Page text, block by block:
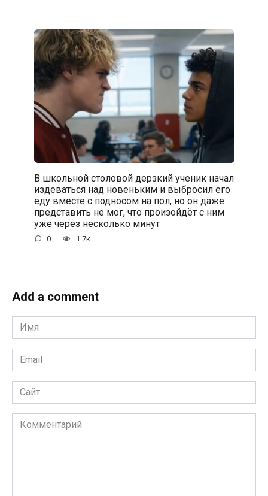
В школьной столовой дерзкий ученик начал
издеваться над новеньким и выбросил его
еду вместе с подносом на пол, но он даже
представить не мог, что произойдёт с ним
уже через несколько минут
0 1.7к.
Add a comment
Имя
*
Email
*
Сайт
Комментарий